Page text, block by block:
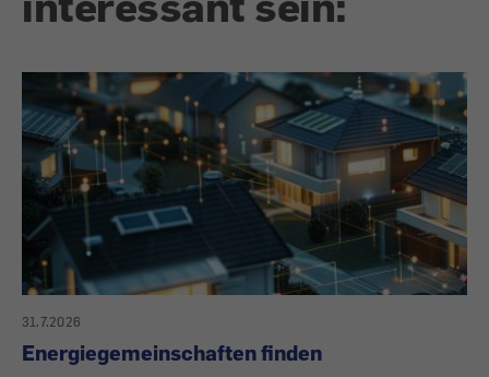
31.7.2026
Energiegemeinschaften finden